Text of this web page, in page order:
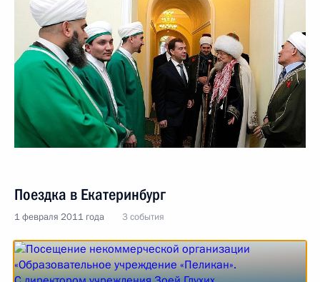
Поездка в Екатеринбург
1 февраля 2011 года 3 события